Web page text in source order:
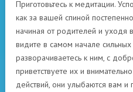
Приготовьтесь к медитации.
как за вашей спиной
начиная от родителей и уходя
видите в самом начале
разворачиваетесь к ним, с
приветствуете их и
действий, они улыбаются вам